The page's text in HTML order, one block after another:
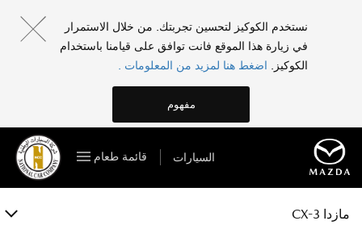
نستخدم الكوكيز لتحسين تجربتك. من خلال الاستمرار
في زيارة هذا الموقع فانت توافق على قيامنا باستخدام
الكوكيز.
اضغط هنا لمزيد من المعلومات .
مفهوم
السيارات قائمة طعام
مازدا CX-3
الفئات والمواصفات
الخصائص
المعرض
الملحقات